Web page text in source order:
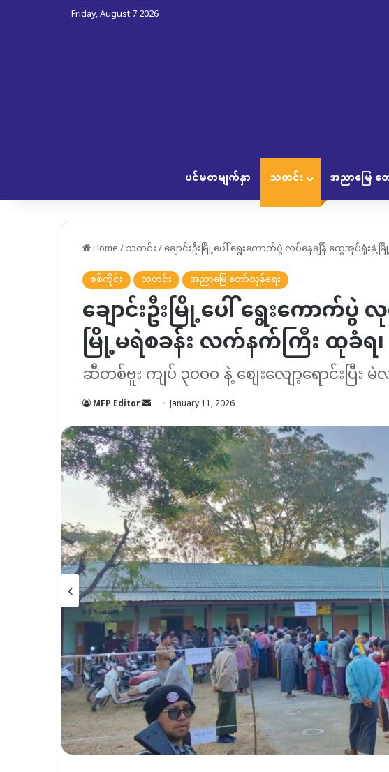
Friday, August 7 2026
ပင်မစာမျက်နှာ သတင်း အညာမြေ တ
Home/သတင်း/ချောင်းဦးမြို့ပေါ် ရွေးကောက်ပွဲ လုပ်နေချိန် ထွေအုပ်ရုံး
စစ်ကိုင်း
သတင်း အညာမြေ တော်လှန်ရေး
ချောင်းဦးမြို့ပေါ် ရွေးကောက်ပွဲ
မြို့မရဲစခန်း လက်နက်ကြီး ထုခံရ၊
ဆီတစ်ဗူး ကျပ် ၃၀၀၀ နဲ့ စျေးလျော့ရောင်းပြီး မဲ
MFP Editor Send
email
January 11, 2026